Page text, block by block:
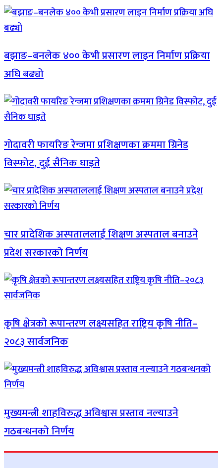
बझाङ–बनलेक ४०० केभी प्रसारण लाइन निर्माण प्रक्रिया
अघि बढ्यो
गोदावरी फायरिङ रेन्जमा प्रशिक्षणका क्रममा ग्रिनेड
विस्फोट, दुई सैनिक घाइते
चार प्रादेशिक अस्पताललाई शिक्षण अस्पताल बनाउने
प्रदेश सरकारको निर्णय
कृषि क्षेत्रको रूपान्तरण लक्ष्यसहित राष्ट्रिय कृषि नीति–
२०८३ सार्वजनिक
मुख्यमन्त्री शाहविरुद्ध अविश्वास प्रस्ताव नल्याउने
गठबन्धनको निर्णय